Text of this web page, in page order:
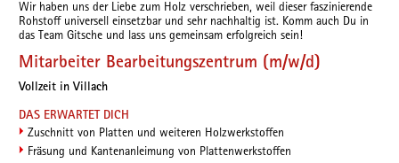
Wir haben uns der Liebe zum Holz verschrieben, weil dieser faszinierende
Rohstoff universell einsetzbar und sehr nachhaltig ist. Komm auch Du in
das Team Gitsche und lass uns gemeinsam erfolgreich sein!
Mitarbeiter Bearbeitungszentrum (m/w/d)
Vollzeit in Villach
DAS ERWARTET DICH
Zuschnitt von Platten und weiteren Holzwerkstoffen
Fräsung und Kantenanleimung von Plattenwerkstoffen